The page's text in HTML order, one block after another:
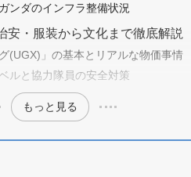
ンダのインフラ整備状況
安・服装から文化まで徹底解説
(UGX)」の基本とリアルな物価事情
ルと協力隊員の安全対策
もっと見る